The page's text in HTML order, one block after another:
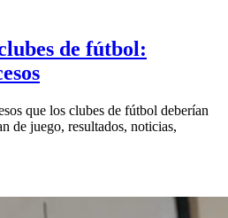
de fútbol:
que los clubes de fútbol deberían
de juego, resultados, noticias,